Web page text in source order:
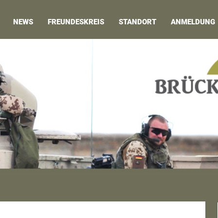
NEWS FREUNDESKREIS STANDORT ANMELDUNG